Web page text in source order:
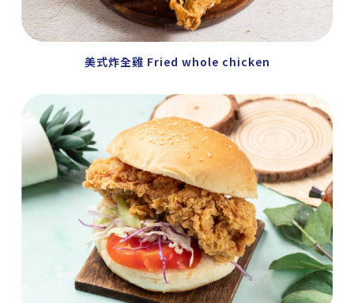
美式炸全雞 Fried whole chicken